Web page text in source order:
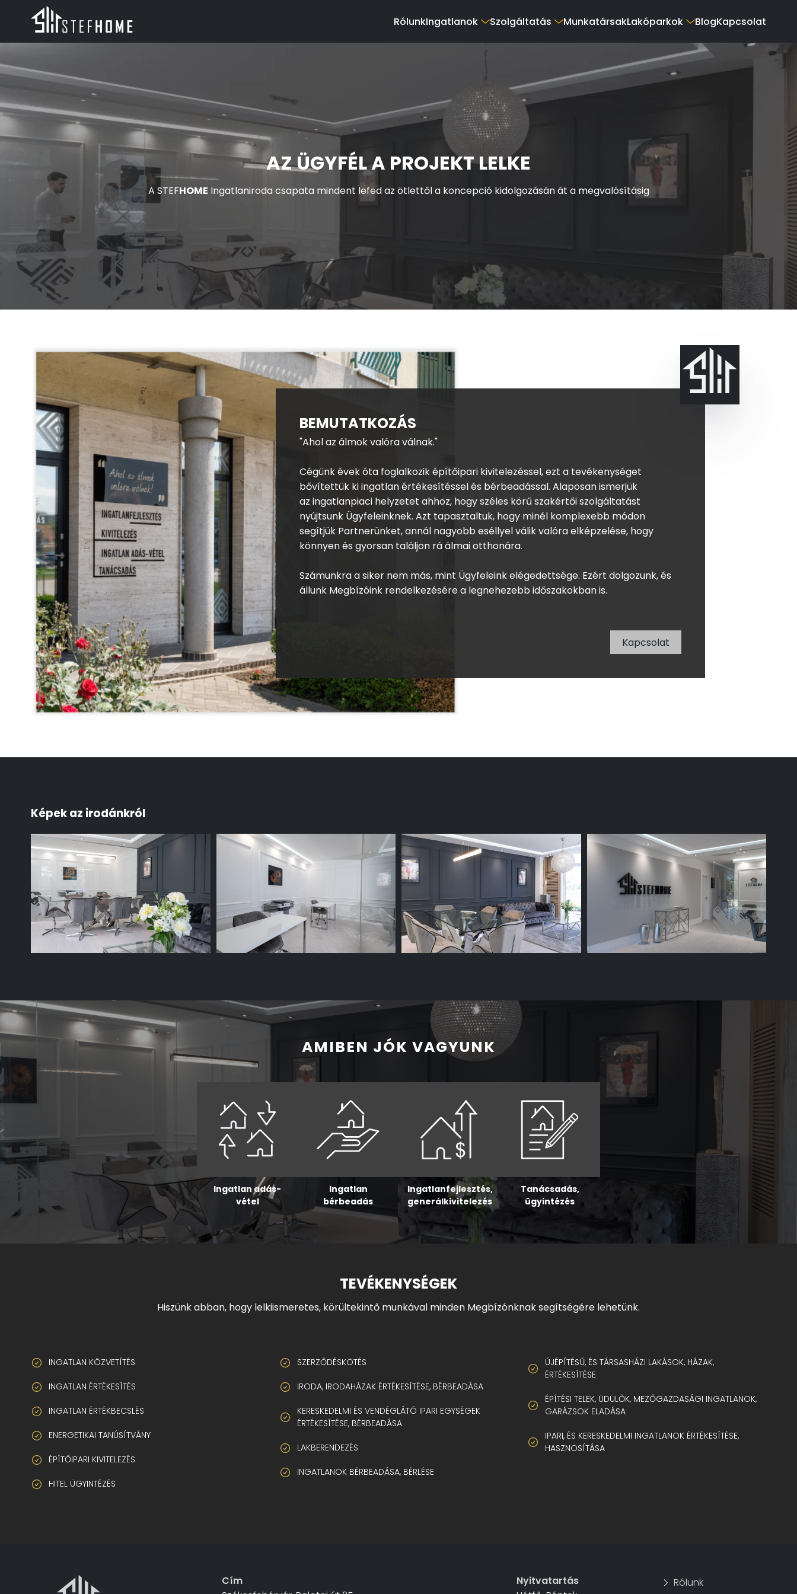
RólunkIngatlanok Szolgáltatás MunkatársakLakóparkok BlogKapcsolat
AZ ÜGYFÉL A PROJEKT LELKE
A STEFHOME Ingatlaniroda csapata mindent lefed az ötlettől a koncepció kidolgozásán át a megvalósításig
BEMUTATKOZÁS
"Ahol az álmok valóra válnak."
Cégünk évek óta foglalkozik építőipari kivitelezéssel, ezt a tevékenységet
bővítettük ki ingatlan értékesítéssel és bérbeadással. Alaposan ismerjük
az ingatlanpiaci helyzetet ahhoz, hogy széles körű szakértői szolgáltatást
nyújtsunk Ügyfeleinknek. Azt tapasztaltuk, hogy minél komplexebb módon
segítjük Partnerünket, annál nagyobb eséllyel válik valóra elképzelése, hogy
könnyen és gyorsan találjon rá álmai otthonára.
Számunkra a siker nem más, mint Ügyfeleink elégedettsége. Ezért dolgozunk, és
állunk Megbízóink rendelkezésére a legnehezebb időszakokban is.
Kapcsolat
Képek az irodánkról
AMIBEN JÓK VAGYUNK
Ingatlan adás-
vétel
Ingatlan
bérbeadás
Ingatlanfejlesztés,
generálkivitelezés
Tanácsadás,
ügyintézés
TEVÉKENYSÉGEK
Hiszünk abban, hogy lelkiismeretes, körültekintő munkával minden Megbízónknak segítségére lehetünk.
INGATLAN KÖZVETÍTÉS
INGATLAN ÉRTÉKESÍTÉS
INGATLAN ÉRTÉKBECSLÉS
ENERGETIKAI TANÚSÍTVÁNY
ÉPÍTŐIPARI KIVITELEZÉS
HITEL ÜGYINTÉZÉS
SZERZŐDÉSKÖTÉS
IRODA, IRODAHÁZAK ÉRTÉKESÍTÉSE, BÉRBEADÁSA
KERESKEDELMI ÉS VENDÉGLÁTÓ IPARI EGYSÉGEK
ÉRTÉKESÍTÉSE, BÉRBEADÁSA
LAKBERENDEZÉS
INGATLANOK BÉRBEADÁSA, BÉRLÉSE
ÚJÉPÍTÉSŰ, ÉS TÁRSASHÁZI LAKÁSOK, HÁZAK,
ÉRTÉKESÍTÉSE
ÉPÍTÉSI TELEK, ÜDÜLŐK, MEZŐGAZDASÁGI INGATLANOK,
GARÁZSOK ELADÁSA
IPARI, ÉS KERESKEDELMI INGATLANOK ÉRTÉKESÍTÉSE,
HASZNOSÍTÁSA
Cím
Nyitvatartás
Rólunk